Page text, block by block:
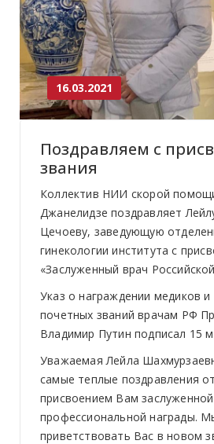
16.03.2021
Поздравляем с
звания
Коллектив НИИ скорой
Джанелидзе поздравляет
Цечоеву, заведующую
гинекологии института с
«Заслуженный врач
Указ о награждении медиков и
почетных званий врачам РФ
Владимир Путин подписал 15
Уважаемая Лейла
самые теплые поздравления
присвоением Вам заслуженной
профессиональной награды.
приветствовать Вас в новом